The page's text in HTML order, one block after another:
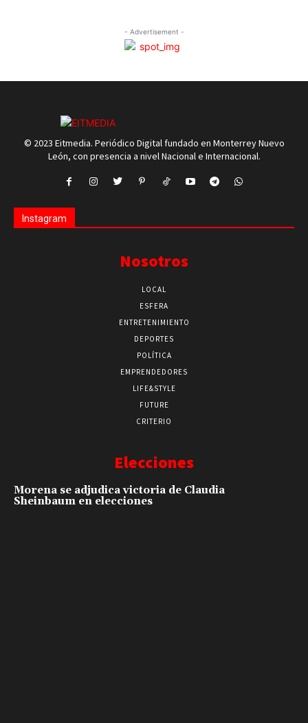
- Advertisement -
© 2023 Eitmedia. Periódico Digital fundado en Monterrey Nuevo
León, con presencia a nivel Nacional e Internacional.
Instagram
Nosotros
LOCAL
ESFERA
ENTRETENIMIENTO
DEPORTES
POLÍTICA
EMPRENDEDORES
LIFE&STYLE
FUTURE
CRITERIO
Elecciones
Morena se adjudica victoria de Claudia
Sheinbaum en elecciones